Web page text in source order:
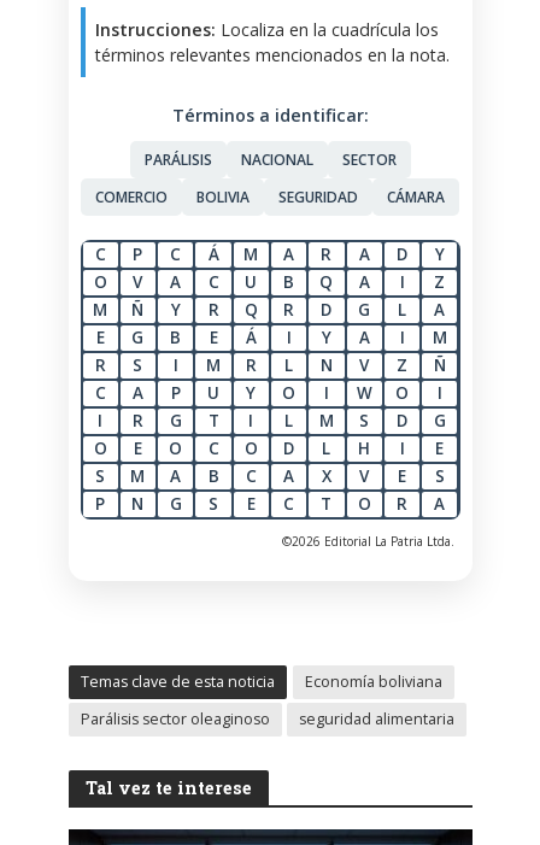
Instrucciones: Localiza en la cuadrícula los
términos relevantes mencionados en la nota.
Términos a identificar:
PARÁLISIS NACIONAL
SECTOR
COMERCIO
BOLIVIA SEGURIDAD CÁMARA
C P C Á M A R A D
Y
O
V A C U B Q A I
Z
M
Ñ Y R Q R D G L
A
E
G B E Á I Y A I
M
R
S I M R L N V Z
Ñ
C
A P U Y O I W O
I
I
R G T I L M S D
G
O
E O C O D L H I
E
S
M A B C A X V E
S
P
N G S E C T O R A
©2026 Editorial La Patria Ltda.
Temas clave de esta noticia
Economía boliviana
Parálisis sector oleaginoso
seguridad alimentaria
Tal vez te interese